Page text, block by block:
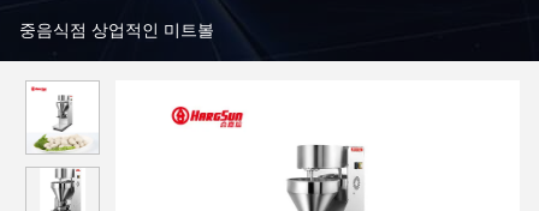
중음식점 상업적인 미트볼